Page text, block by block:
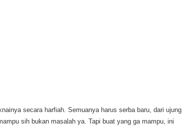
secara harfiah. Semuanya harus serba baru, dari ujung
sih bukan masalah ya. Tapi buat yang ga mampu, ini